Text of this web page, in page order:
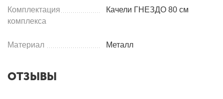
Комплектация
комплекса
Качели ГНЕЗДО 80 см
Материал Металл
ОТЗЫВЫ